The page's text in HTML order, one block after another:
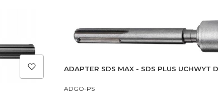
ADAPTER SDS MAX - SDS PLUS UCHWYT
PRODUCENT
ADGO-PS